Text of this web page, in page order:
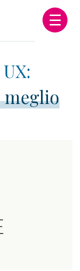
☰
meglio